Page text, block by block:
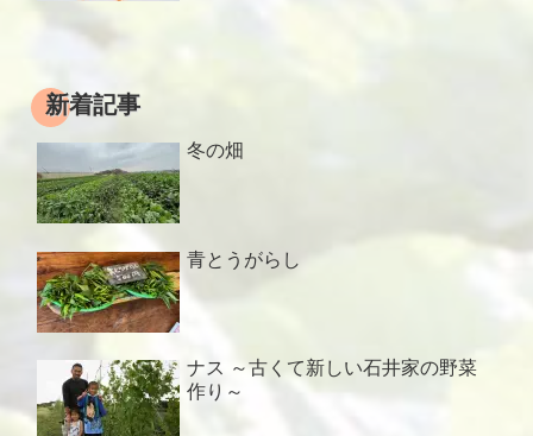
新着記事
冬の畑
青とうがらし
ナス ～古くて新しい石井家の野菜
作り～